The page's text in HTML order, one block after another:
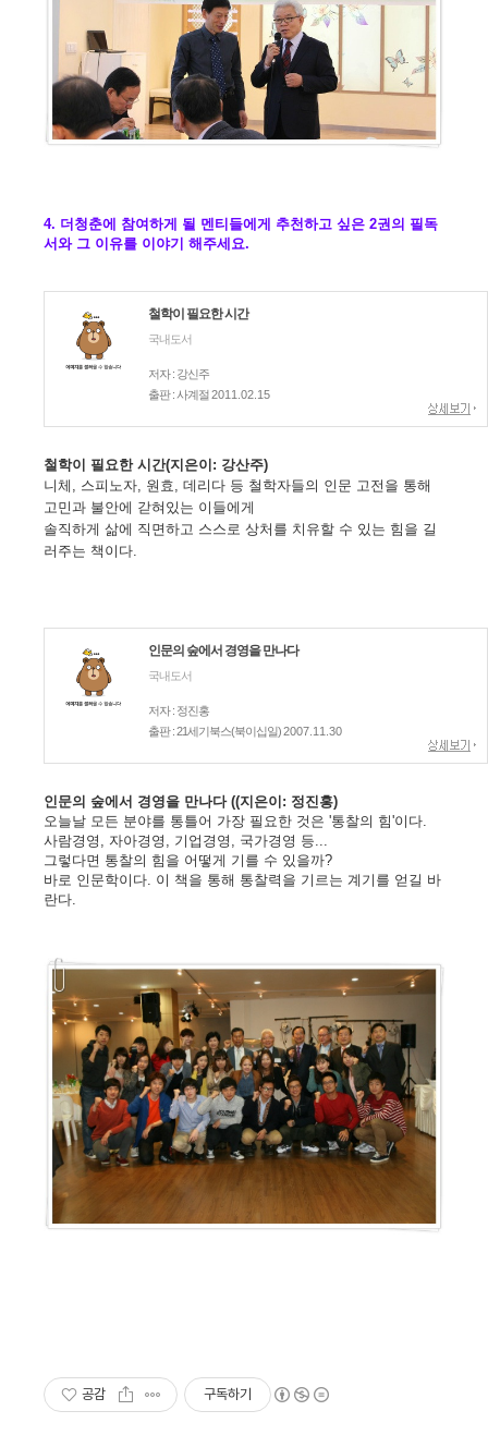
4. 더청춘에 참여하게 될 멘티들에게 추천하고 싶은 2권의 필독
서와 그 이유를 이야기 해주세요.
철학이 필요한 시간
국내도서
저자 : 강신주
출판 : 사계절2011.02.15
철학이 필요한시간(지은이: 강산주)
니체, 스피노자, 원효, 데리다 등 철학자들의 인문 고전을 통해
고민과 불안에 갇혀있는 이들에게
솔직하게 삶에 직면하고 스스로 상처를 치유할 수 있는 힘을 길
러주는 책이다.
인문의 숲에서 경영을 만나다
국내도서
저자 : 정진홍
출판 : 21세기북스(북이십일)2007.11.30
인문의 숲에서 경영을 만나다 ((지은이: 정진홍)
오늘날 모든 분야를 통틀어 가장 필요한 것은 '통찰의 힘'이다.
사람경영, 자아경영, 기업경영, 국가경영 등...
그렇다면 통찰의 힘을 어떻게 기를 수 있을까?
바로 인문학이다. 이 책을 통해 통찰력을 기르는 계기를 얻길 바
란다.
공감 구독하기